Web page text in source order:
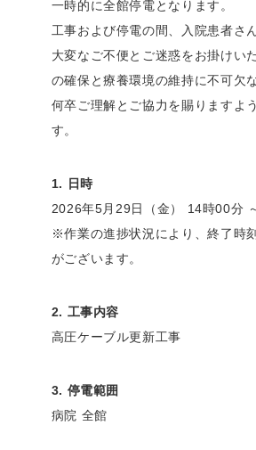
一時的に全館停電となります。
工事および停電の間、入院患者さ
大変なご不便とご迷惑をお掛けい
の確保と療養環境の維持に不可欠
何卒ご理解とご協力を賜りますよ
す。
1. 日時
2026年5月29日（金） 14時00分
※作業の進捗状況により、終了時
がございます。
2. 工事内容
高圧ケーブル更新工事
3. 停電範囲
病院 全館